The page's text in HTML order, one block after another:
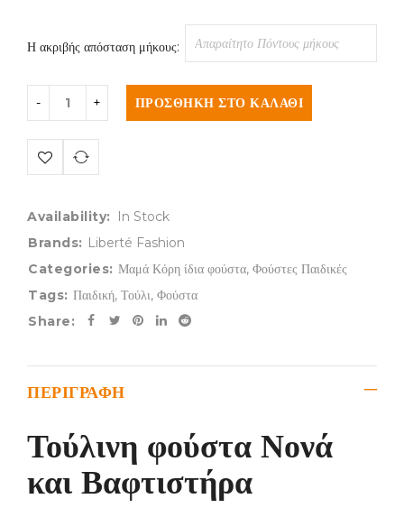
Η ακριβής απόσταση μήκους:
ΠΡΟΣΘΉΚΗ ΣΤΟ ΚΑΛΆΘΙ
Availability:
In Stock
Brands: Liberté Fashion
Categories: Μαμά Κόρη ίδια φούστα, Φούστες Παιδικές
Tags: Παιδική, Τούλι, Φούστα
Share:
ΠΕΡΙΓΡΑΦΉ
Τούλινη φούστα Νονά
και Βαφτιστήρα